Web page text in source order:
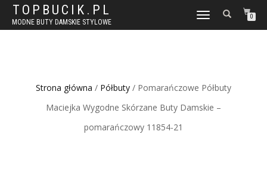
TOPBUCIK.PL
MODNE BUTY DAMSKIE STYLOWE
WŁĄCZ
NAWIGACJĘ
0
Strona główna / Półbuty / Pomarańczowe Półbuty
Maciejka Wygodne Skórzane Buty Damskie –
pomarańczowy 11854-21